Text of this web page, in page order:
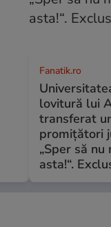
Fanatik.ro
lovitură lui
transferat
promițători
„Sper să
asta!“.